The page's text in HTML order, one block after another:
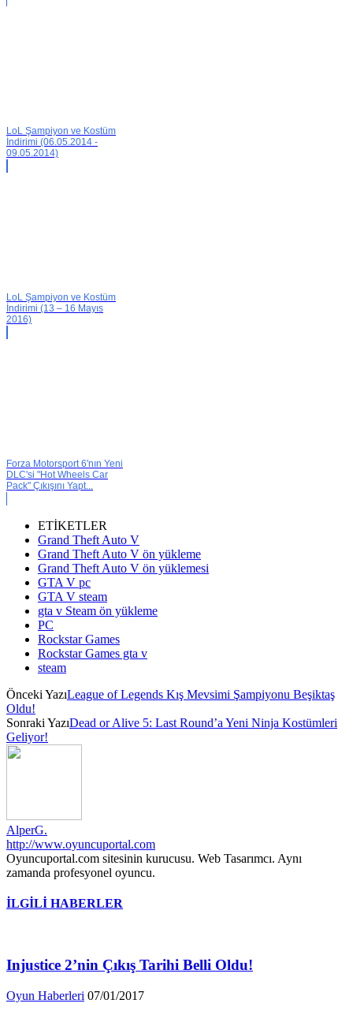
LoL Şampiyon ve Kostüm
İndirimi (06.05.2014 -
09.05.2014)
LoL Şampiyon ve Kostüm
İndirimi (13 – 16 Mayıs
2016)
Forza Motorsport 6'nın Yeni
DLC'si "Hot Wheels Car
Pack" Çıkışını Yapt...
ETİKETLER
Grand Theft Auto V
Grand Theft Auto V ön yükleme
Grand Theft Auto V ön yüklemesi
GTA V pc
GTA V steam
gta v Steam ön yükleme
PC
Rockstar Games
Rockstar Games gta v
steam
Önceki YazıLeague of Legends Kış Mevsimi Şampiyonu Beşiktaş
Oldu!
Sonraki YazıDead or Alive 5: Last Round’a Yeni Ninja Kostümleri
Geliyor!
AlperG.
http://www.oyuncuportal.com
Oyuncuportal.com sitesinin kurucusu. Web Tasarımcı. Aynı
zamanda profesyonel oyuncu.
İLGİLİ HABERLER
Injustice 2’nin Çıkış Tarihi Belli Oldu!
Oyun Haberleri 07/01/2017